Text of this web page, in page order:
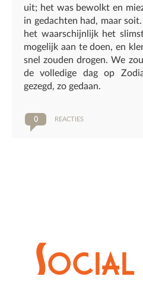
uit; het was bewolkt en
in gedachten had, maar
het waarschijnlijk het
mogelijk aan te doen, en
snel zouden drogen. We
de volledige dag op
gezegd, zo gedaan.
0 reacties
Social